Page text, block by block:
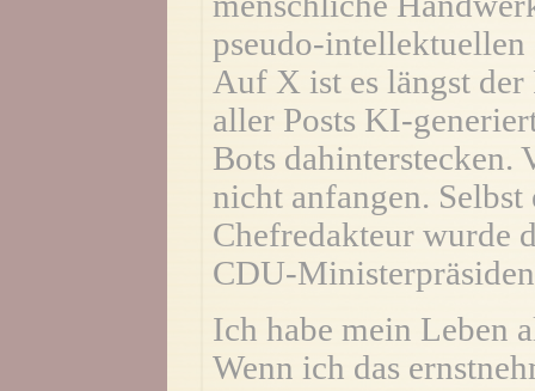
pseudo-
Auf X ist es längst
aller Posts KI-
Bots dahinterstecken.
nicht anfangen.
Chefredakteur wurde
CDU-
Ich habe mein Leben
Wenn ich das